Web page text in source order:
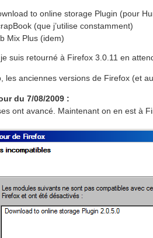
to online storage Plugin (pour
(que j’utilise constamment)
Mix Plus (idem)
suis retourné à Firefox 3.0.11 en
les anciennes versions de Firefox (et
du 7/08/2009 :
ont avancé. Maintenant on en est à